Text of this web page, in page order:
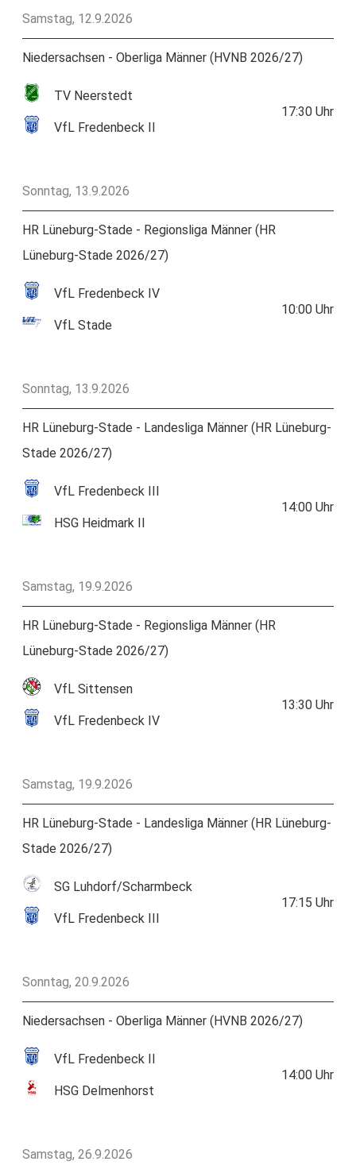
Samstag, 12.9.2026
Niedersachsen - Oberliga Männer (HVNB 2026/27)
TV Neerstedt
VfL Fredenbeck II
17:30 Uhr
Sonntag, 13.9.2026
HR Lüneburg-Stade - Regionsliga Männer (HR
Lüneburg-Stade 2026/27)
VfL Fredenbeck IV
VfL Stade
10:00 Uhr
Sonntag, 13.9.2026
HR Lüneburg-Stade - Landesliga Männer (HR Lüneburg-
Stade 2026/27)
VfL Fredenbeck III
HSG Heidmark II
14:00 Uhr
Samstag, 19.9.2026
HR Lüneburg-Stade - Regionsliga Männer (HR
Lüneburg-Stade 2026/27)
VfL Sittensen
VfL Fredenbeck IV
13:30 Uhr
Samstag, 19.9.2026
HR Lüneburg-Stade - Landesliga Männer (HR Lüneburg-
Stade 2026/27)
SG Luhdorf/Scharmbeck
VfL Fredenbeck III
17:15 Uhr
Sonntag, 20.9.2026
Niedersachsen - Oberliga Männer (HVNB 2026/27)
VfL Fredenbeck II
HSG Delmenhorst
14:00 Uhr
Samstag, 26.9.2026